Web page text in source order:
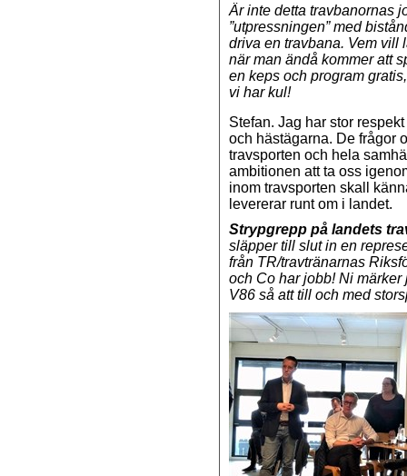
Är inte detta travbanornas
”utpressningen” med
driva en travbana. Vem vill
när man ändå kommer att
en keps och program
vi har kul!
Stefan. Jag har stor
och hästägarna. De frågor
travsporten och hela
ambitionen att ta oss
inom travsporten skall
levererar runt om i landet.
Strypgrepp på landets
släpper till slut in en
från TR/travtränarnas
och Co har jobb! Ni
V86 så att till och med